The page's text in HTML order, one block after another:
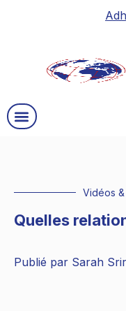
Vidéos
Quelles
Publié par Sarah